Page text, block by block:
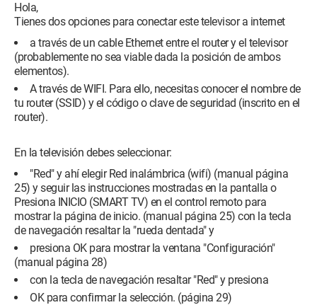
Hola,
Tienes dos opciones para conectar este televisor a internet
a través de un cable Ethernet entre el router y el televisor
(probablemente no sea viable dada la posición de ambos
elementos).
A través de WIFI. Para ello, necesitas conocer el nombre de
tu router (SSID) y el código o clave de seguridad (inscrito en el
router).
En la televisión debes seleccionar:
"Red" y ahí elegir Red inalámbrica (wifi) (manual página
25) y seguir las instrucciones mostradas en la pantalla o
Presiona INICIO (SMART TV) en el control remoto para
mostrar la página de inicio. (manual página 25) con la tecla
de navegación resaltar la "rueda dentada" y
presiona OK para mostrar la ventana "Configuración"
(manual página 28)
con la tecla de navegación resaltar "Red" y presiona
OK para confirmar la selección. (página 29)